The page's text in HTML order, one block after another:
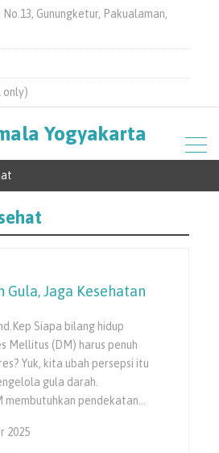
Gunungketur, Pakualaman,
only)
Yogyakarta
Gula, Jaga Kesehatan
Siapa bilang hidup
Mellitus (DM) harus penuh
Yuk, kita ubah persepsi itu
gula darah.
membutuhkan pendekatan…
2025